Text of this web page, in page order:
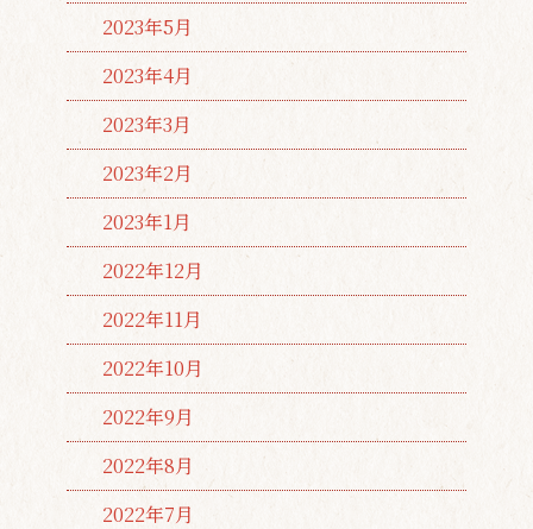
2023年5月
2023年4月
2023年3月
2023年2月
2023年1月
2022年12月
2022年11月
2022年10月
2022年9月
2022年8月
2022年7月